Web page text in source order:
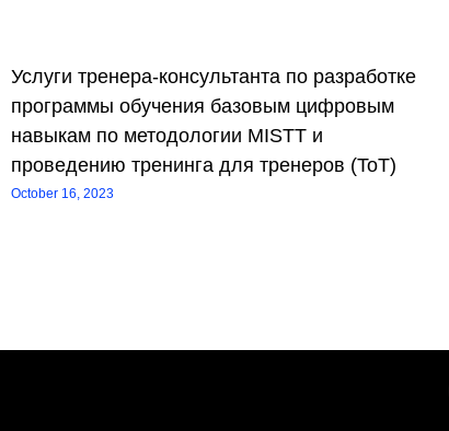
Услуги тренера-консультанта по разработке
программы обучения базовым цифровым
навыкам по методологии MISTT и
проведению тренинга для тренеров (ToT)
October 16, 2023